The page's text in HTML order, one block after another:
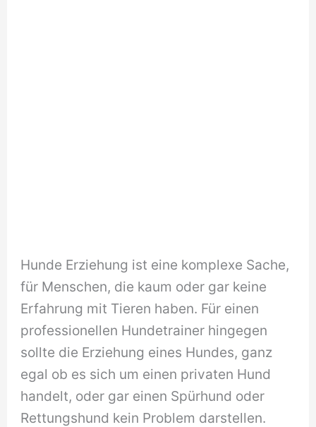
Hunde Erziehung ist eine komplexe Sache,
für Menschen, die kaum oder gar keine
Erfahrung mit Tieren haben. Für einen
professionellen Hundetrainer hingegen
sollte die Erziehung eines Hundes, ganz
egal ob es sich um einen privaten Hund
handelt, oder gar einen Spürhund oder
Rettungshund kein Problem darstellen.